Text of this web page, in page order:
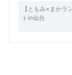
【ともみ×まかラ
トin仙台